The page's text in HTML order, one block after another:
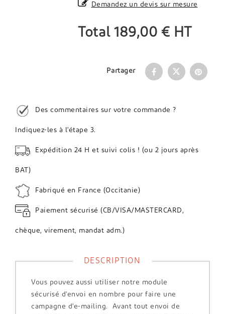
Demandez un devis sur mesure
Total 189,00 € HT
Partager
Des commentaires sur votre commande ?
Indiquez-les à l'étape 3.
Expédition 24 H et suivi colis ! (ou 2 jours après
BAT)
Fabriqué en France (Occitanie)
Paiement sécurisé (CB/VISA/MASTERCARD,
chèque, virement, mandat adm.)
DESCRIPTION
Vous pouvez aussi utiliser notre module
sécurisé d'envoi en nombre pour faire une
campagne d'e-mailing. Avant tout envoi de